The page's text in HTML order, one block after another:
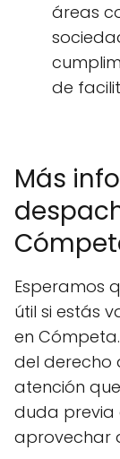
áreas
de
Más
Esperamos
útil si estás
en
del derecho
atención
duda previa
aprovechar